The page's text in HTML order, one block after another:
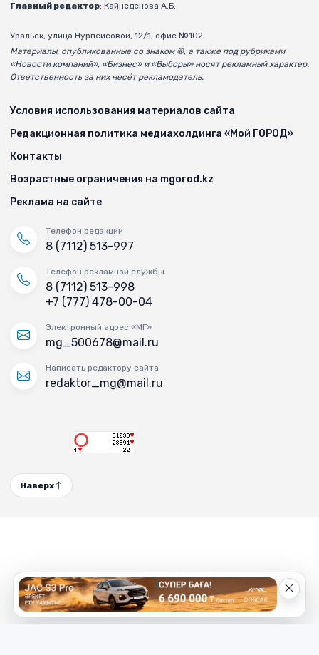
Главный редактор: Кайнеденова А.Б.
Уральск, улица Нурпеисовой, 12/1, офис №102.
Материалы, опубликованные со знаком ®, а также под рубриками
«Новости компаний», «Бизнес» и «Выборы» носят рекламный характер.
Ответственность за них несёт рекламодатель.
Условия использования материалов сайта
Редакционная политика медиахолдинга «Мой ГОРОД»
Контакты
Возрастные ограничения на mgorod.kz
Реклама на сайте
Телефон редакции
8 (7112) 513-997
Телефон рекламной службы
8 (7112) 513-998
+7 (777) 478-00-04
Электронный адрес «МГ»
mg_500678@mail.ru
Написать редактору сайта
redaktor_mg@mail.ru
Наверх